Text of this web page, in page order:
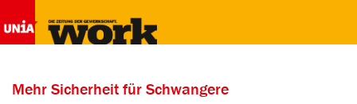
Mehr Sicherheit für Schwangere